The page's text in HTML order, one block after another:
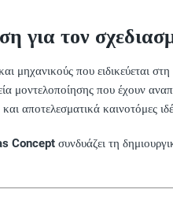
για τον
μηχανικούς που ειδικεύεται
που έχουν
καινοτόμες
Concept συνδυάζει τη